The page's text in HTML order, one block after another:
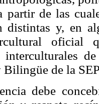
partir de las
distintas y, en
oficial
interculturales
de la
debe